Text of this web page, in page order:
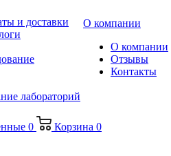
и доставки
лабораторий
О компании
О компании
Отзывы
Контакты
0 Корзина 0